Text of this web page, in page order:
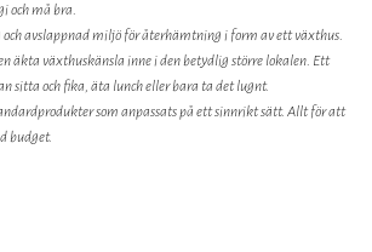
och må bra.
och avslappnad miljö för återhämtning i form av ett växthus.
äkta växthuskänsla inne i den betydlig större lokalen. Ett
sitta och fika, äta lunch eller bara ta det lugnt.
som anpassats på ett sinnrikt sätt. Allt för att
budget.